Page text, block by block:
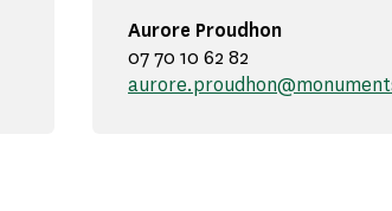
Aurore Proudhon
07 70 10 62 82